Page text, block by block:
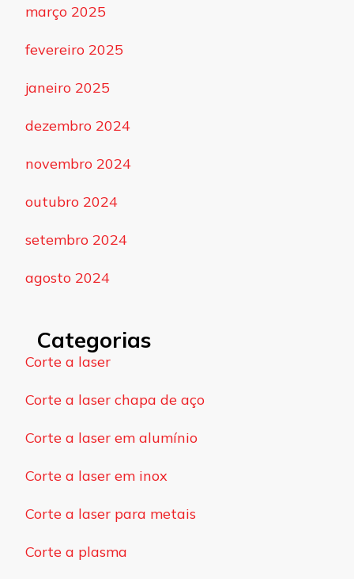
março 2025
fevereiro 2025
janeiro 2025
dezembro 2024
novembro 2024
outubro 2024
setembro 2024
agosto 2024
Categorias
Corte a laser
Corte a laser chapa de aço
Corte a laser em alumínio
Corte a laser em inox
Corte a laser para metais
Corte a plasma